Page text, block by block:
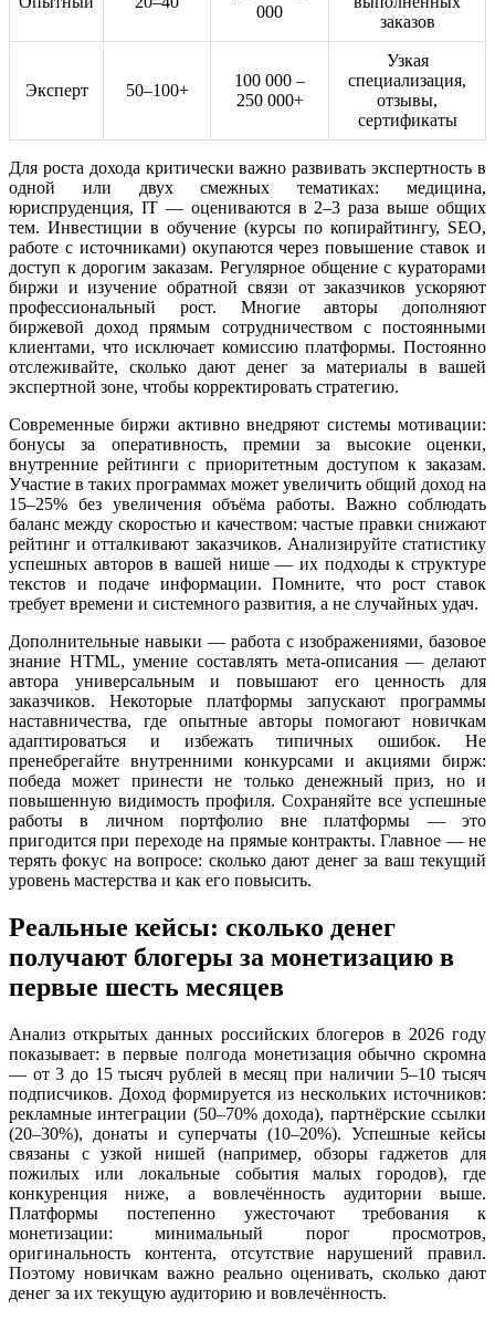
000
заказов
Эксперт 50–100+
100 000 –
250 000+
Узкая
специализация,
отзывы,
сертификаты
Для роста дохода критически важно развивать экспертность в
одной или двух смежных тематиках: медицина,
юриспруденция, IT — оцениваются в 2–3 раза выше общих
тем. Инвестиции в обучение (курсы по копирайтингу, SEO,
работе с источниками) окупаются через повышение ставок и
доступ к дорогим заказам. Регулярное общение с кураторами
биржи и изучение обратной связи от заказчиков ускоряют
профессиональный рост. Многие авторы дополняют
биржевой доход прямым сотрудничеством с постоянными
клиентами, что исключает комиссию платформы. Постоянно
отслеживайте, сколько дают денег за материалы в вашей
экспертной зоне, чтобы корректировать стратегию.
Современные биржи активно внедряют системы мотивации:
бонусы за оперативность, премии за высокие оценки,
внутренние рейтинги с приоритетным доступом к заказам.
Участие в таких программах может увеличить общий доход на
15–25% без увеличения объёма работы. Важно соблюдать
баланс между скоростью и качеством: частые правки снижают
рейтинг и отталкивают заказчиков. Анализируйте статистику
успешных авторов в вашей нише — их подходы к структуре
текстов и подаче информации. Помните, что рост ставок
требует времени и системного развития, а не случайных удач.
Дополнительные навыки — работа с изображениями, базовое
знание HTML, умение составлять мета-описания — делают
автора универсальным и повышают его ценность для
заказчиков. Некоторые платформы запускают программы
наставничества, где опытные авторы помогают новичкам
адаптироваться и избежать типичных ошибок. Не
пренебрегайте внутренними конкурсами и акциями бирж:
победа может принести не только денежный приз, но и
повышенную видимость профиля. Сохраняйте все успешные
работы в личном портфолио вне платформы — это
пригодится при переходе на прямые контракты. Главное — не
терять фокус на вопросе: сколько дают денег за ваш текущий
уровень мастерства и как его повысить.
Реальные кейсы: сколько денег
получают блогеры за монетизацию в
первые шесть месяцев
Анализ открытых данных российских блогеров в 2026 году
показывает: в первые полгода монетизация обычно скромна
— от 3 до 15 тысяч рублей в месяц при наличии 5–10 тысяч
подписчиков. Доход формируется из нескольких источников:
рекламные интеграции (50–70% дохода), партнёрские ссылки
(20–30%), донаты и суперчаты (10–20%). Успешные кейсы
связаны с узкой нишей (например, обзоры гаджетов для
пожилых или локальные события малых городов), где
конкуренция ниже, а вовлечённость аудитории выше.
Платформы постепенно ужесточают требования к
монетизации: минимальный порог просмотров,
оригинальность контента, отсутствие нарушений правил.
Поэтому новичкам важно реально оценивать, сколько дают
денег за их текущую аудиторию и вовлечённость.